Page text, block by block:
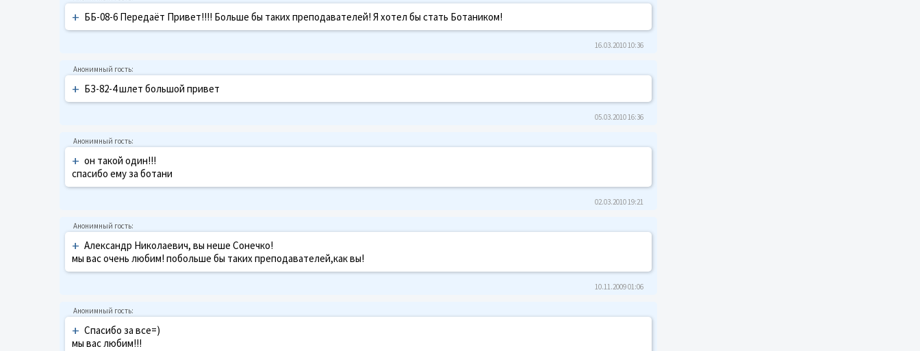
+ ББ-08-6 Передаёт Привет!!!! Больше бы таких преподавателей! Я хотел бы стать Ботаником!
16.03.2010 10:36
+ БЗ-82-4 шлет большой привет
05.03.2010 16:36
+ он такой один!!!
спасибо ему за ботани
02.03.2010 19:21
+ Александр Николаевич, вы неше Сонечко!
мы вас очень любим! побольше бы таких преподавателей,как вы!
10.11.2009 01:06
+ Спасибо за все=)
мы вас любим!!!